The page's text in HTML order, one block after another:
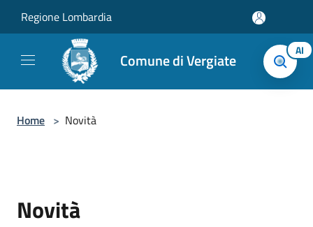
Regione Lombardia
Comune di Vergiate AI
Home > Novità
Novità